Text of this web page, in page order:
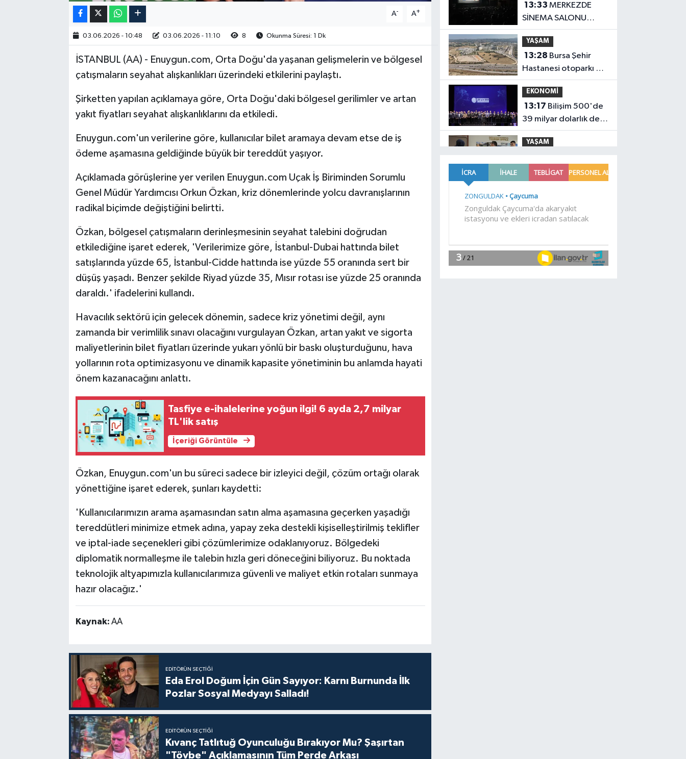
A- A+
03.06.2026 - 10:48 03.06.2026 - 11:10 8 Okunma Süresi: 1 Dk
İSTANBUL (AA) - Enuygun.com, Orta Doğu'da yaşanan gelişmelerin ve bölgesel
çatışmaların seyahat alışkanlıkları üzerindeki etkilerini paylaştı.
Şirketten yapılan açıklamaya göre, Orta Doğu'daki bölgesel gerilimler ve artan
yakıt fiyatları seyahat alışkanlıklarını da etkiledi.
Enuygun.com'un verilerine göre, kullanıcılar bilet aramaya devam etse de iş
ödeme aşamasına geldiğinde büyük bir tereddüt yaşıyor.
Açıklamada görüşlerine yer verilen Enuygun.com Uçak İş Biriminden Sorumlu
Genel Müdür Yardımcısı Orkun Özkan, kriz dönemlerinde yolcu davranışlarının
radikal biçimde değiştiğini belirtti.
Özkan, bölgesel çatışmaların derinleşmesinin seyahat talebini doğrudan
etkilediğine işaret ederek, 'Verilerimize göre, İstanbul-Dubai hattında bilet
satışlarında yüzde 65, İstanbul-Cidde hattında ise yüzde 55 oranında sert bir
düşüş yaşadı. Benzer şekilde Riyad yüzde 35, Mısır rotası ise yüzde 25 oranında
daraldı.' ifadelerini kullandı.
Havacılık sektörü için gelecek dönemin, sadece kriz yönetimi değil, aynı
zamanda bir verimlilik sınavı olacağını vurgulayan Özkan, artan yakıt ve sigorta
maliyetlerinin bilet fiyatları üzerinde yukarı yönlü bir baskı oluşturduğunu, hava
yollarının rota optimizasyonu ve dinamik kapasite yönetiminin bu anlamda hayati
önem kazanacağını anlattı.
Tasfiye e-ihalelerine yoğun ilgi! 6 ayda 2,7 milyar
TL'lik satış
İçeriği Görüntüle
Özkan, Enuygun.com'un bu süreci sadece bir izleyici değil, çözüm ortağı olarak
yönettiğine işaret ederek, şunları kaydetti:
'Kullanıcılarımızın arama aşamasından satın alma aşamasına geçerken yaşadığı
tereddütleri minimize etmek adına, yapay zeka destekli kişiselleştirilmiş teklifler
ve iptal-iade seçenekleri gibi çözümlerimize odaklanıyoruz. Bölgedeki
diplomatik normalleşme ile talebin hızla geri döneceğini biliyoruz. Bu noktada
teknolojik altyapımızla kullanıcılarımıza güvenli ve maliyet etkin rotaları sunmaya
hazır olacağız.'
Kaynak: AA
EDITÖRÜN SEÇTIĞI
Eda Erol Doğum İçin Gün Sayıyor: Karnı Burnunda İlk
Pozlar Sosyal Medyayı Salladı!
EDITÖRÜN SEÇTIĞI
Kıvanç Tatlıtuğ Oyunculuğu Bırakıyor Mu? Şaşırtan
"Tövbe" Açıklamasının Tüm Perde Arkası
13:33 MERKEZDE
SİNEMA SALONU
YOK!..
YAŞAM
13:28
Hastanesi otoparkı bu
ay hizmete açılıyor
EKONOMİ
13:17
39 milyar dolarlık dev
hacim
YAŞAM
turizm ofisleri
turistlerin rehberi
oluyor
13:04Kocaeli'de
gece sineması büyük
13:03Yelken